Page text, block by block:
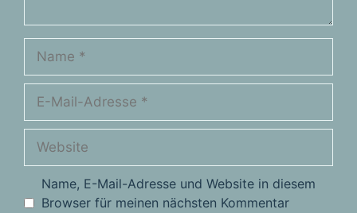
Mail-
Adresse
Name, E-Mail-Adresse und Website in diesem
Browser für meinen nächsten Kommentar